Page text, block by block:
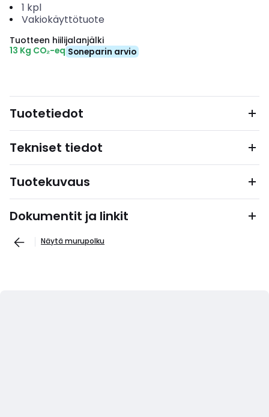
1 kpl
Vakiokäyttötuote
Tuotteen hiilijalanjälki
13 Kg CO₂-eq Soneparin arvio
Tuotetiedot
Tekniset tiedot
Tuotekuvaus
Dokumentit ja linkit
Näytä murupolku